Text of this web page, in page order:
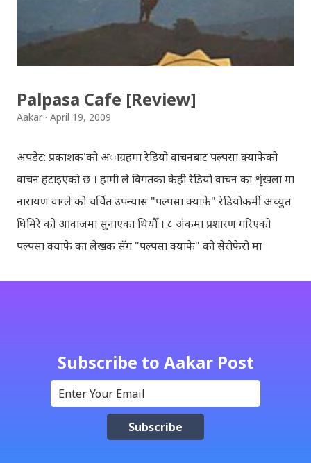
हटाउनुपर्ने भए जानकारी गराउनुहोला । फेरी एकपटक शुभ दिपावलीको
हार्दिक मंगलमय शुभकामना व्यक्त गर्दछौँ ।
Palpasa Cafe [Review]
Aakar April 19, 2009
अपडेट: प्रकाशक'को अाग्रहमा रेडियो वाचनबाट पल्पसा क्याफेको
वाचन हटाइएको छ । हामी ले विगतका केही रेडियो वाचन का शृंखला मा
नारायण वाग्ले को चर्चित उपन्यास "पल्पसा क्याफे" रेडियोकर्मी अच्युत
घिमिरे को आवाजमा सुनाएका थियौँ । ८ अंकमा प्रशारण गरिएको
पल्पसा क्याफे का लेखक सँग "पल्पसा क्याफे" को सेरोफेरो मा
भन्दा पनि फरक नपर्ला । रेडियोवाचन को शृंखला मा यी सम्पुर्ण अंकहरु
उपलब्ध गराइदिनुहुने अच्युत घिमिरेलाई धेरै धेरै धन्यवाद । पल्पसा
क्याफे त सुनिसकियो, तर यहाँहरु ले पल्पसा क्याफेलाई कसरी
मुल्यांङ्कन गर्नुभयो थाहा छैन । खैर कुरो जेसुकै होस्, आज यहाँ म केही
साथिहरुको ब्लगमा प्रकाशित "पल्पसा क्याफे" बारे गरिएको
Subscribe to Aakar Post